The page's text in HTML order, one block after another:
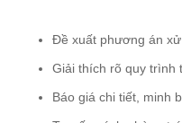
Đề xuất phương án
Giải thích rõ quy trình
Báo giá chi tiết, minh